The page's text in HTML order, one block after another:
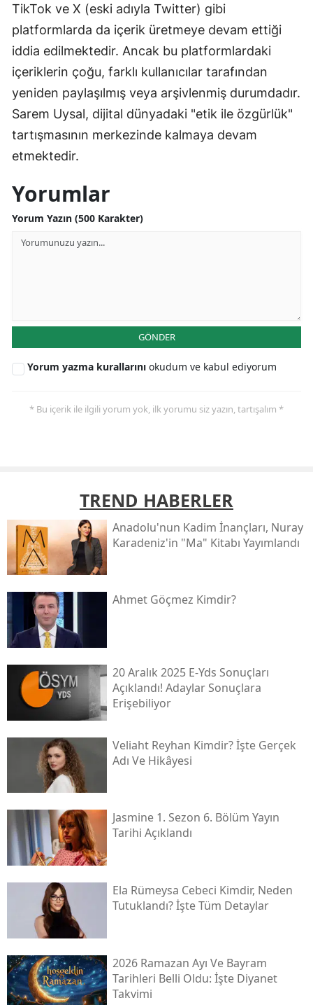
TikTok ve X (eski adıyla Twitter) gibi
platformlarda da içerik üretmeye devam ettiği
iddia edilmektedir. Ancak bu platformlardaki
içeriklerin çoğu, farklı kullanıcılar tarafından
yeniden paylaşılmış veya arşivlenmiş durumdadır.
Sarem Uysal, dijital dünyadaki "etik ile özgürlük"
tartışmasının merkezinde kalmaya devam
etmektedir.
Yorumlar
Yorum Yazın (500 Karakter)
GÖNDER
Yorum yazma kurallarını okudum ve kabul ediyorum
* Bu içerik ile ilgili yorum yok, ilk yorumu siz yazın, tartışalım *
TREND HABERLER
Anadolu'nun Kadim İnançları, Nuray
Karadeniz'in "ma" Kitabı Yayımlandı
Ahmet Göçmez Kimdir?
20 Aralık 2025 E-Yds Sonuçları
Açıklandı! Adaylar Sonuçlara
Erişebiliyor
Veliaht Reyhan Kimdir? İşte Gerçek
Adı Ve Hikâyesi
Jasmine 1. Sezon 6. Bölüm Yayın
Tarihi Açıklandı
Ela Rümeysa Cebeci Kimdir, Neden
Tutuklandı? İşte Tüm Detaylar
2026 Ramazan Ayı Ve Bayram
Tarihleri Belli Oldu: İşte Diyanet
Takvimi